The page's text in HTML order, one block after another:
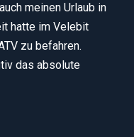
meinen Urlaub in
hatte im Velebit
zu befahren.
das absolute